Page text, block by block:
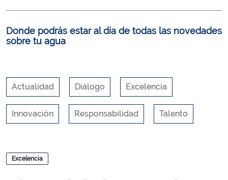
Donde podrás estar al día de todas las novedades
sobre tu agua
Actualidad Diálogo Excelencia
Innovación Responsabilidad Talento
Blogs
Excelencia